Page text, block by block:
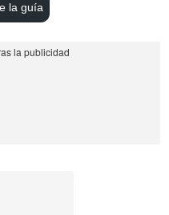
la guía